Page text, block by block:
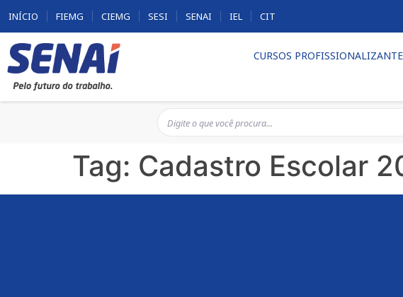
INÍCIO FIEMG CIEMG SESI SENAI IEL CIT
CURSOS
Tag: Cadastro Escolar